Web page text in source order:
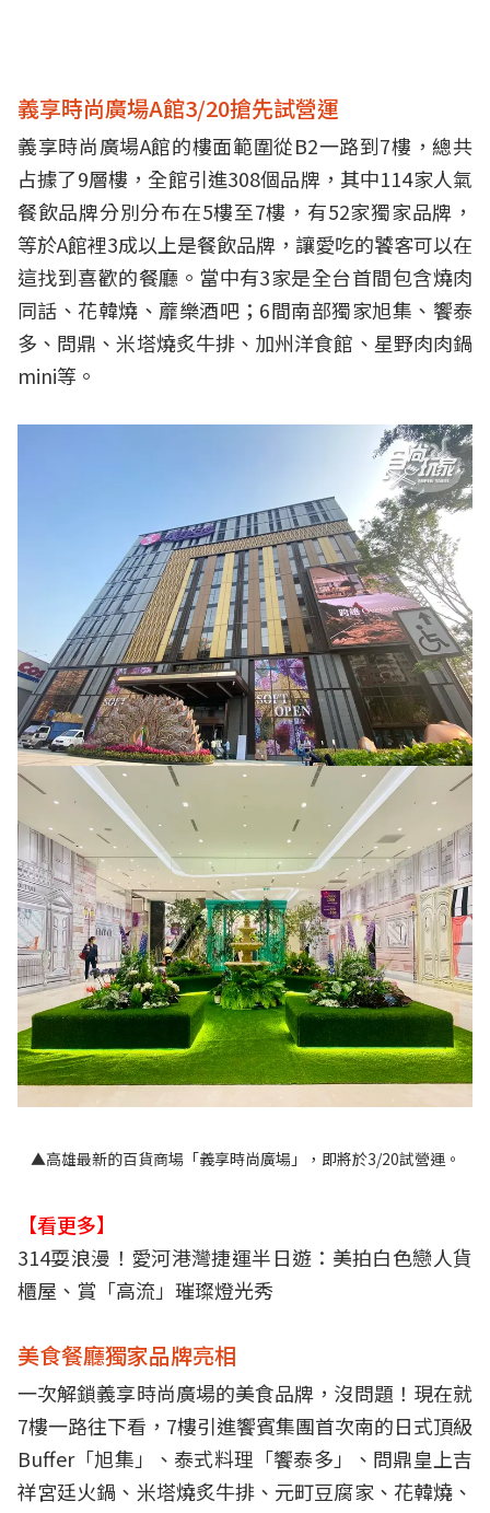
義享時尚廣場A館3/20搶先試營運
義享時尚廣場A館的樓面範圍從B2一路到7樓，總共
占據了9層樓，全館引進308個品牌，其中114家人氣
餐飲品牌分別分布在5樓至7樓，有52家獨家品牌，
等於A館裡3成以上是餐飲品牌，讓愛吃的饕客可以在
這找到喜歡的餐廳。當中有3家是全台首間包含燒肉
同話、花韓燒、蘼樂酒吧；6間南部獨家旭集、饗泰
多、問鼎、米塔燒炙牛排、加州洋食館、星野肉肉鍋
mini等。
▲高雄最新的百貨商場「義享時尚廣場」，即將於3/20試營運。
【看更多】
314耍浪漫！愛河港灣捷運半日遊：美拍白色戀人貨
櫃屋、賞「高流」璀璨燈光秀
美食餐廳獨家品牌亮相
一次解鎖義享時尚廣場的美食品牌，沒問題！現在就
7樓一路往下看，7樓引進饗賓集團首次南的日式頂級
Buffer「旭集」、泰式料理「饗泰多」、問鼎皇上吉
祥宮廷火鍋、米塔燒炙牛排、元町豆腐家、花韓燒、